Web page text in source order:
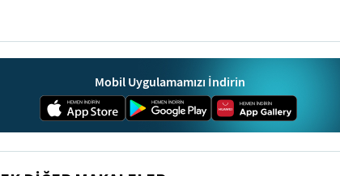
Mobil Uygulamamızı İndirin